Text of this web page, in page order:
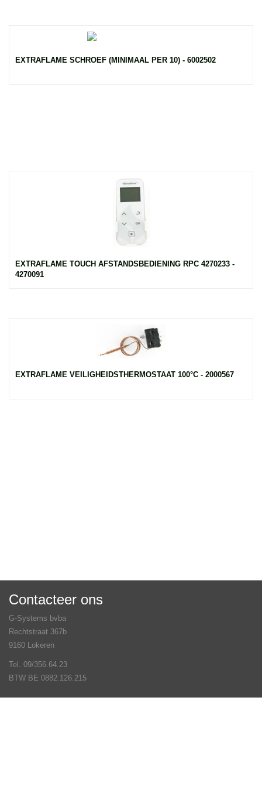
EXTRAFLAME SCHROEF (MINIMAAL PER 10) - 6002502
EXTRAFLAME TOUCH AFSTANDSBEDIENING RPC 4270233 -
4270091
EXTRAFLAME VEILIGHEIDSTHERMOSTAAT 100°C - 2000567
Contacteer ons
G-Systems bvba
Rechtstraat 367b
9160 Lokeren
Tel. 09/356.64.23
BTW BE 0882.126.215